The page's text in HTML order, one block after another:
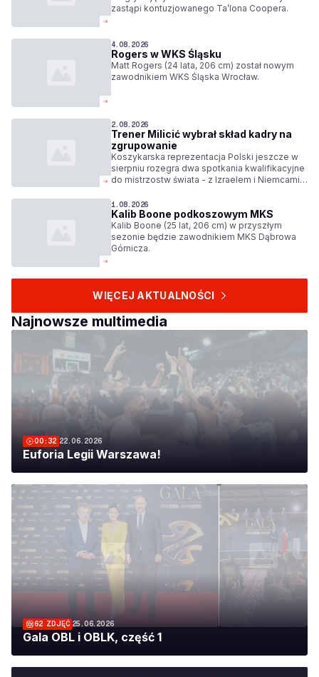
zastąpi kontuzjowanego Ta’lona Coopera.
4.08.2026
Rogers w WKS Śląsku
Matt Rogers (24 lata, 206 cm) został nowym
zawodnikiem WKS Śląska Wrocław.
2.08.2026
Trener Milicić wybrał skład kadry na
zgrupowanie
Koszykarska reprezentacja Polski jeszcze w
sierpniu rozegra dwa spotkania kwalifikacyjne
do mistrzostw świata - z Izraelem i Niemcami.
zgrupowanie.
1.08.2026
Kalib Boone podkoszowym MKS
Kalib Boone (25 lat, 206 cm) w przyszłym
sezonie będzie zawodnikiem MKS Dąbrowa
Górnicza.
WIĘCEJ AKTUALNOŚCI
Najnowsze multimedia
00:32 22.06.2026
Euforia Legii Warszawa!
62ZDJĘĆ 25.06.2026
Gala OBL i OBLK, część 1